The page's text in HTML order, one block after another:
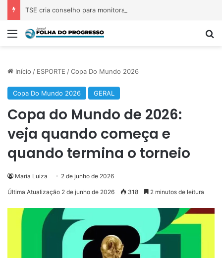
Menu
Início / ESPORTE /Copa Do Mundo 2026
Copa Do Mundo 2026 GERAL
Copa do Mundo de 2026:
veja quando começa e
quando termina o torneio
Maria Luiza 2 de junho de 2026
Última Atualização 2 de junho de 2026 318 2 minutos de leitura